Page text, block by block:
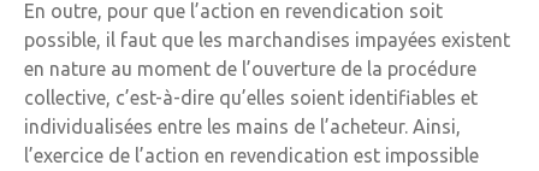
En outre, pour que l’action en revendication soit
possible, il faut que les marchandises impayées existent
en nature au moment de l’ouverture de la procédure
collective, c’est-à-dire qu’elles soient identifiables et
individualisées entre les mains de l’acheteur. Ainsi,
l’exercice de l’action en revendication est impossible